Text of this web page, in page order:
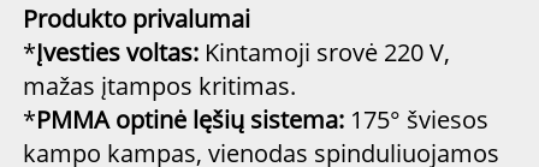
Produkto privalumai
*Įvesties voltas: Kintamoji srovė 220 V,
mažas įtampos kritimas.
*PMMA optinė lęšių sistema: 175° šviesos
kampo kampas, vienodas spinduliuojamos